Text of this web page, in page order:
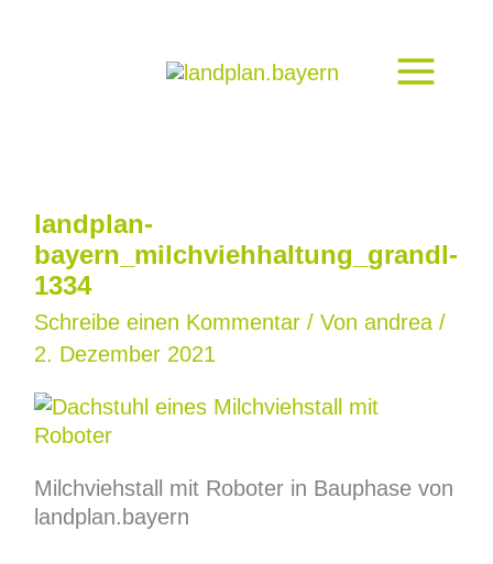
landplan-
bayern_milchviehhaltung_grandl-
1334
Schreibe einen Kommentar / Von andrea /
2. Dezember 2021
Milchviehstall mit Roboter in Bauphase von
landplan.bayern